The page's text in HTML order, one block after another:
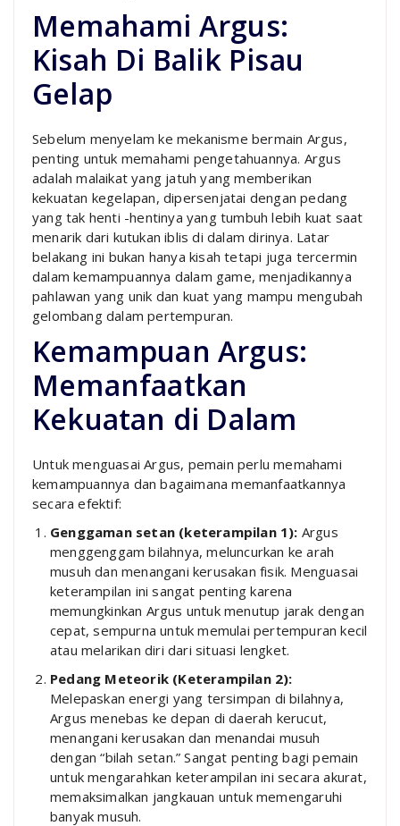
Memahami Argus:
Kisah Di Balik Pisau
Gelap
Sebelum menyelam ke mekanisme bermain Argus,
penting untuk memahami pengetahuannya. Argus
adalah malaikat yang jatuh yang memberikan
kekuatan kegelapan, dipersenjatai dengan pedang
yang tak henti -hentinya yang tumbuh lebih kuat saat
menarik dari kutukan iblis di dalam dirinya. Latar
belakang ini bukan hanya kisah tetapi juga tercermin
dalam kemampuannya dalam game, menjadikannya
pahlawan yang unik dan kuat yang mampu mengubah
gelombang dalam pertempuran.
Kemampuan Argus:
Memanfaatkan
Kekuatan di Dalam
Untuk menguasai Argus, pemain perlu memahami
kemampuannya dan bagaimana memanfaatkannya
secara efektif:
Genggaman setan (keterampilan 1): Argus
menggenggam bilahnya, meluncurkan ke arah
musuh dan menangani kerusakan fisik. Menguasai
keterampilan ini sangat penting karena
memungkinkan Argus untuk menutup jarak dengan
cepat, sempurna untuk memulai pertempuran kecil
atau melarikan diri dari situasi lengket.
Pedang Meteorik (Keterampilan 2):
Melepaskan energi yang tersimpan di bilahnya,
Argus menebas ke depan di daerah kerucut,
menangani kerusakan dan menandai musuh
dengan “bilah setan.” Sangat penting bagi pemain
untuk mengarahkan keterampilan ini secara akurat,
memaksimalkan jangkauan untuk memengaruhi
banyak musuh.